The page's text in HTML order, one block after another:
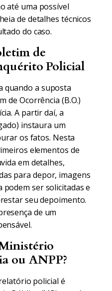
até uma possível
de detalhes técnicos
do caso.
de
Policial
quando a suposta
de Ocorrência (B.O.)
A partir daí, a
instaura um
os fatos. Nesta
elementos de
em detalhes,
para depor, imagens
podem ser solicitadas e
seu depoimento.
de um
ou ANPP?
policial é